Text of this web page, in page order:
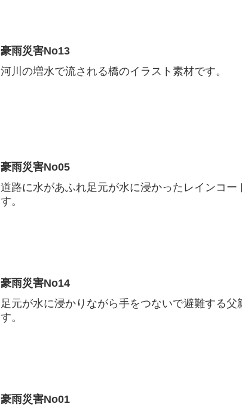
豪雨災害No13
河川の増水で流される橋のイラスト素材です。
豪雨災害No05
道路に水があふれ足元が水に浸かったレインコ
す。
豪雨災害No14
足元が水に浸かりながら手をつないで避難する
す。
豪雨災害No01